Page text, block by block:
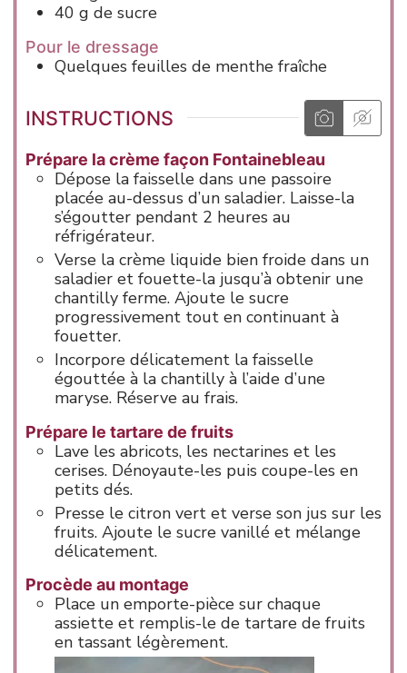
40 g de sucre
Pour le dressage
Quelques feuilles de menthe fraîche
INSTRUCTIONS
Prépare la crème façon Fontainebleau
Dépose la faisselle dans une passoire
placée au-dessus d’un saladier. Laisse-la
s’égoutter pendant 2 heures au
réfrigérateur.
Verse la crème liquide bien froide dans un
saladier et fouette-la jusqu’à obtenir une
chantilly ferme. Ajoute le sucre
progressivement tout en continuant à
fouetter.
Incorpore délicatement la faisselle
égouttée à la chantilly à l’aide d’une
maryse. Réserve au frais.
Prépare le tartare de fruits
Lave les abricots, les nectarines et les
cerises. Dénoyaute-les puis coupe-les en
petits dés.
Presse le citron vert et verse son jus sur les
fruits. Ajoute le sucre vanillé et mélange
délicatement.
Procède au montage
Place un emporte-pièce sur chaque
assiette et remplis-le de tartare de fruits
en tassant légèrement.